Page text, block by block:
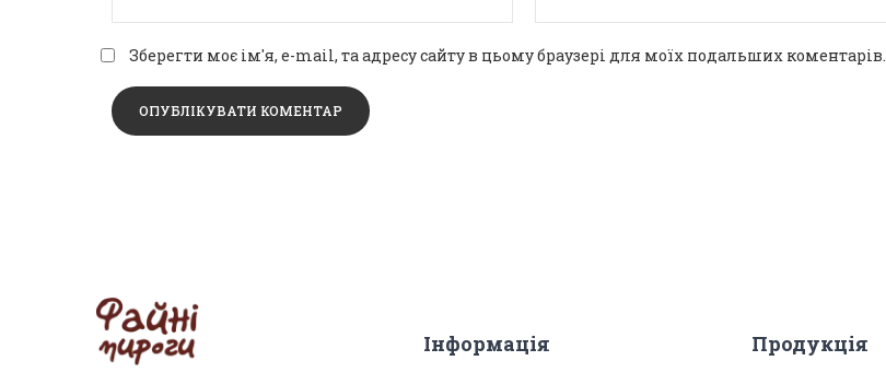
Зберегти моє ім'я, e-mail, та адресу сайту в цьому браузері для моїх подальших коментарів.
Інформація Продукція